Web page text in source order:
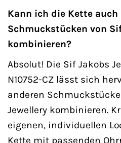
Kann ich die Kette
Schmuckstücken von
kombinieren?
Absolut! Die Sif Jakobs
N10752-CZ lässt sich
anderen
Jewellery kombinieren.
eigenen, individuellen
Kette mit passenden